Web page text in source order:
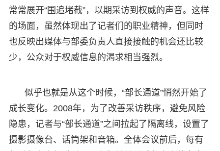
常常展开“围追堵截”，以期采访到权威的声音。这样
的场面，虽然体现出了记者们的职业精神，但同时
也反映出媒体与部委负责人直接接触的机会还比较
少，公众对于权威信息的渴求相当强烈。
似乎也就是从这个时候，“部长通道”悄然开始了
成长变化。2008年，为了改善采访秩序，避免风险
隐患，记者与“部长通道”之间拉起了隔离线，设置了
摄影摄像台、话筒架和音箱。全体会议前后，每有